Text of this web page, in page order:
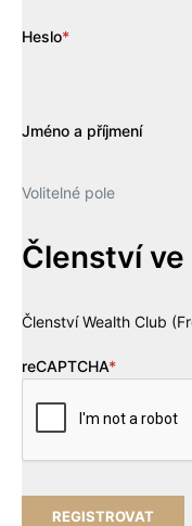
Heslo*
Jméno a příjmení
Volitelné pole
Členství
Členství Wealth Club
reCAPTCHA*